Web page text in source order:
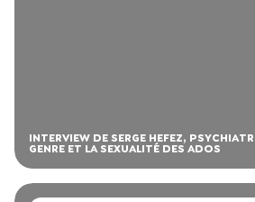
INTERVIEW DE SERGE HEFEZ,
GENRE ET LA SEXUALITÉ DES ADOS